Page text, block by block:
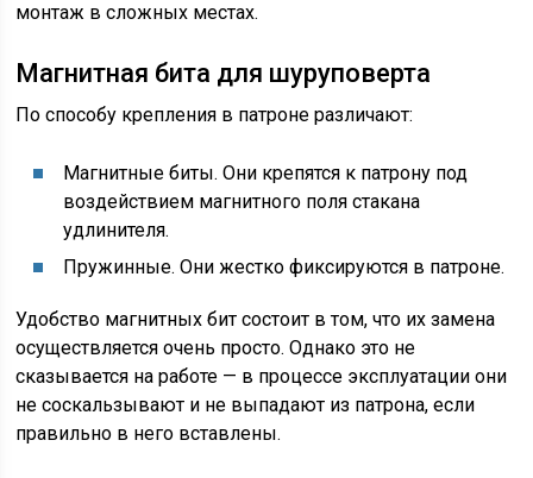
монтаж в сложных местах.
Магнитная бита для шуруповерта
По способу крепления в патроне различают:
Магнитные биты. Они крепятся к патрону под
воздействием магнитного поля стакана
удлинителя.
Пружинные. Они жестко фиксируются в патроне.
Удобство магнитных бит состоит в том, что их замена
осуществляется очень просто. Однако это не
сказывается на работе — в процессе эксплуатации они
не соскальзывают и не выпадают из патрона, если
правильно в него вставлены.